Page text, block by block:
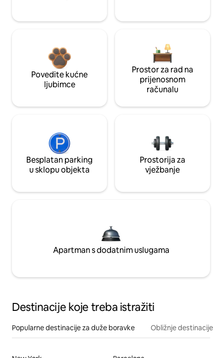
Povedite kućne
ljubimce
Prostor za rad na
prijenosnom
računalu
Besplatan parking
u sklopu objekta
Prostorija za
vježbanje
Apartman s dodatnim uslugama
Destinacije koje treba istražiti
Popularne destinacije za duže boravke Obližnje destinacije